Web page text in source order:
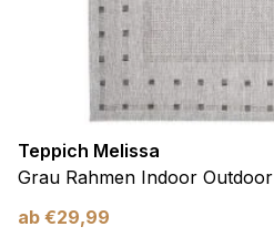
Teppich Melissa
Grau Rahmen Indoor Outdoor
ab €29,99